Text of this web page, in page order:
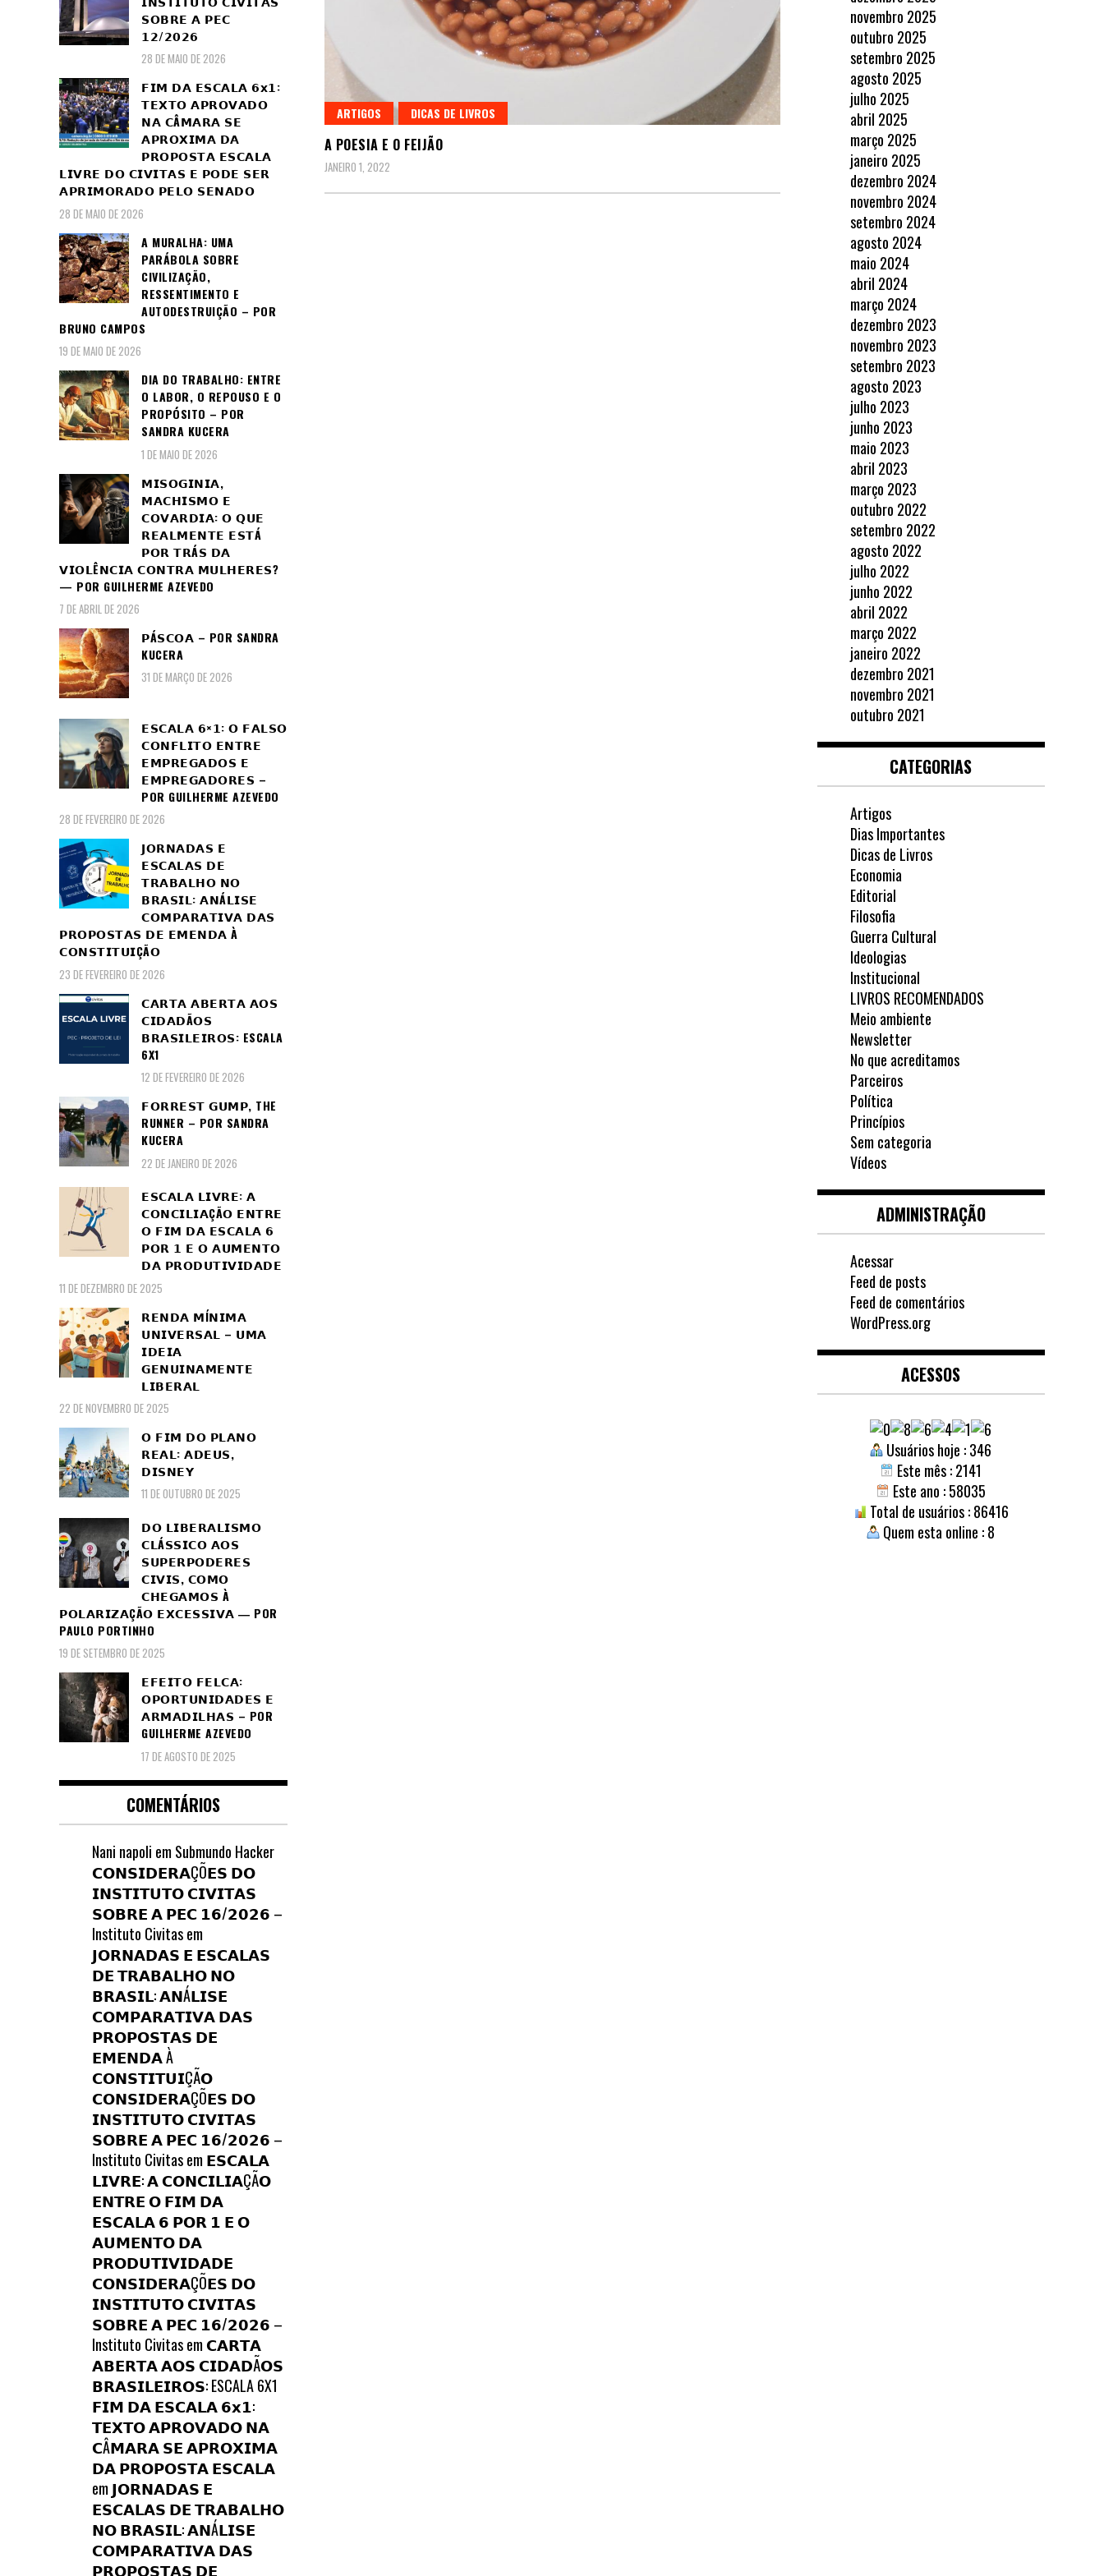
ARTIGOS DICAS DE LIVROS
A POESIA E O FEIJÃO
JANEIRO 1, 2022
𝗦𝗢𝗕𝗥𝗘 𝗔 𝗣𝗘𝗖
𝟭𝟮/𝟮𝟬𝟮𝟲
28 DE MAIO DE 2026
𝗙𝗜𝗠 𝗗𝗔 𝗘𝗦𝗖𝗔𝗟𝗔 𝟲𝘅𝟭:
𝗧𝗘𝗫𝗧𝗢 𝗔𝗣𝗥𝗢𝗩𝗔𝗗𝗢
𝗡𝗔 𝗖Â𝗠𝗔𝗥𝗔 𝗦𝗘
𝗔𝗣𝗥𝗢𝗫𝗜𝗠𝗔 𝗗𝗔
𝗣𝗥𝗢𝗣𝗢𝗦𝗧𝗔 𝗘𝗦𝗖𝗔𝗟𝗔
𝗟𝗜𝗩𝗥𝗘 𝗗𝗢 𝗖𝗜𝗩𝗜𝗧𝗔𝗦 𝗘 𝗣𝗢𝗗𝗘 𝗦𝗘𝗥
𝗔𝗣𝗥𝗜𝗠𝗢𝗥𝗔𝗗𝗢 𝗣𝗘𝗟𝗢 𝗦𝗘𝗡𝗔𝗗𝗢
28 DE MAIO DE 2026
A MURALHA: UMA
PARÁBOLA SOBRE
CIVILIZAÇÃO,
RESSENTIMENTO E
AUTODESTRUIÇÃO – POR
BRUNO CAMPOS
19 DE MAIO DE 2026
DIA DO TRABALHO: ENTRE
O LABOR, O REPOUSO E O
PROPÓSITO – POR
SANDRA KUCERA
1 DE MAIO DE 2026
𝗠𝗜𝗦𝗢𝗚𝗜𝗡𝗜𝗔,
𝗠𝗔𝗖𝗛𝗜𝗦𝗠𝗢 𝗘
𝗖𝗢𝗩𝗔𝗥𝗗𝗜𝗔: 𝗢 𝗤𝗨𝗘
𝗥𝗘𝗔𝗟𝗠𝗘𝗡𝗧𝗘 𝗘𝗦𝗧Á
𝗣𝗢𝗥 𝗧𝗥Á𝗦 𝗗𝗔
𝗩𝗜𝗢𝗟Ê𝗡𝗖𝗜𝗔 𝗖𝗢𝗡𝗧𝗥𝗔 𝗠𝗨𝗟𝗛𝗘𝗥𝗘𝗦?
— POR GUILHERME AZEVEDO
7 DE ABRIL DE 2026
𝗣Á𝗦𝗖𝗢𝗔 – POR SANDRA
KUCERA
31 DE MARÇO DE 2026
𝗘𝗦𝗖𝗔𝗟𝗔 𝟲×𝟭: 𝗢 𝗙𝗔𝗟𝗦𝗢
𝗖𝗢𝗡𝗙𝗟𝗜𝗧𝗢 𝗘𝗡𝗧𝗥𝗘
𝗘𝗠𝗣𝗥𝗘𝗚𝗔𝗗𝗢𝗦 𝗘
𝗘𝗠𝗣𝗥𝗘𝗚𝗔𝗗𝗢𝗥𝗘𝗦 –
POR GUILHERME AZEVEDO
28 DE FEVEREIRO DE 2026
𝗝𝗢𝗥𝗡𝗔𝗗𝗔𝗦 𝗘
𝗘𝗦𝗖𝗔𝗟𝗔𝗦 𝗗𝗘
𝗧𝗥𝗔𝗕𝗔𝗟𝗛𝗢 𝗡𝗢
𝗕𝗥𝗔𝗦𝗜𝗟: 𝗔𝗡Á𝗟𝗜𝗦𝗘
𝗖𝗢𝗠𝗣𝗔𝗥𝗔𝗧𝗜𝗩𝗔 𝗗𝗔𝗦
𝗣𝗥𝗢𝗣𝗢𝗦𝗧𝗔𝗦 𝗗𝗘 𝗘𝗠𝗘𝗡𝗗𝗔 À
𝗖𝗢𝗡𝗦𝗧𝗜𝗧𝗨𝗜ÇÃ𝗢
23 DE FEVEREIRO DE 2026
𝗖𝗔𝗥𝗧𝗔 𝗔𝗕𝗘𝗥𝗧𝗔 𝗔𝗢𝗦
𝗖𝗜𝗗𝗔𝗗Ã𝗢𝗦
𝗕𝗥𝗔𝗦𝗜𝗟𝗘𝗜𝗥𝗢𝗦: ESCALA
6X1
12 DE FEVEREIRO DE 2026
𝗙𝗢𝗥𝗥𝗘𝗦𝗧 𝗚𝗨𝗠𝗣, THE
RUNNER – POR SANDRA
KUCERA
22 DE JANEIRO DE 2026
𝗘𝗦𝗖𝗔𝗟𝗔 𝗟𝗜𝗩𝗥𝗘: 𝗔
𝗖𝗢𝗡𝗖𝗜𝗟𝗜𝗔ÇÃ𝗢 𝗘𝗡𝗧𝗥𝗘
𝗢 𝗙𝗜𝗠 𝗗𝗔 𝗘𝗦𝗖𝗔𝗟𝗔 𝟲
𝗣𝗢𝗥 𝟭 𝗘 𝗢 𝗔𝗨𝗠𝗘𝗡𝗧𝗢
𝗗𝗔 𝗣𝗥𝗢𝗗𝗨𝗧𝗜𝗩𝗜𝗗𝗔𝗗𝗘
11 DE DEZEMBRO DE 2025
𝗥𝗘𝗡𝗗𝗔 𝗠Í𝗡𝗜𝗠𝗔
𝗨𝗡𝗜𝗩𝗘𝗥𝗦𝗔𝗟 – 𝗨𝗠𝗔
𝗜𝗗𝗘𝗜𝗔
𝗚𝗘𝗡𝗨𝗜𝗡𝗔𝗠𝗘𝗡𝗧𝗘
𝗟𝗜𝗕𝗘𝗥𝗔𝗟
22 DE NOVEMBRO DE 2025
𝗢 𝗙𝗜𝗠 𝗗𝗢 𝗣𝗟𝗔𝗡𝗢
𝗥𝗘𝗔𝗟: 𝗔𝗗𝗘𝗨𝗦,
𝗗𝗜𝗦𝗡𝗘𝗬
11 DE OUTUBRO DE 2025
𝗗𝗢 𝗟𝗜𝗕𝗘𝗥𝗔𝗟𝗜𝗦𝗠𝗢
𝗖𝗟Á𝗦𝗦𝗜𝗖𝗢 𝗔𝗢𝗦
𝗦𝗨𝗣𝗘𝗥𝗣𝗢𝗗𝗘𝗥𝗘𝗦
𝗖𝗜𝗩𝗜𝗦, 𝗖𝗢𝗠𝗢
𝗖𝗛𝗘𝗚𝗔𝗠𝗢𝗦 À
𝗣𝗢𝗟𝗔𝗥𝗜𝗭𝗔ÇÃ𝗢 𝗘𝗫𝗖𝗘𝗦𝗦𝗜𝗩𝗔 ― POR
PAULO PORTINHO
19 DE SETEMBRO DE 2025
𝗘𝗙𝗘𝗜𝗧𝗢 𝗙𝗘𝗟𝗖𝗔:
𝗢𝗣𝗢𝗥𝗧𝗨𝗡𝗜𝗗𝗔𝗗𝗘𝗦 𝗘
𝗔𝗥𝗠𝗔𝗗𝗜𝗟𝗛𝗔𝗦 – POR
GUILHERME AZEVEDO
17 DE AGOSTO DE 2025
COMENTÁRIOS
Nani napoli em Submundo Hacker
𝗖𝗢𝗡𝗦𝗜𝗗𝗘𝗥𝗔ÇÕ𝗘𝗦 𝗗𝗢
𝗜𝗡𝗦𝗧𝗜𝗧𝗨𝗧𝗢 𝗖𝗜𝗩𝗜𝗧𝗔𝗦
𝗦𝗢𝗕𝗥𝗘 𝗔 𝗣𝗘𝗖 𝟭𝟲/𝟮𝟬𝟮𝟲 –
Instituto Civitasem
𝗝𝗢𝗥𝗡𝗔𝗗𝗔𝗦 𝗘 𝗘𝗦𝗖𝗔𝗟𝗔𝗦
𝗗𝗘 𝗧𝗥𝗔𝗕𝗔𝗟𝗛𝗢 𝗡𝗢
𝗕𝗥𝗔𝗦𝗜𝗟: 𝗔𝗡Á𝗟𝗜𝗦𝗘
𝗖𝗢𝗠𝗣𝗔𝗥𝗔𝗧𝗜𝗩𝗔 𝗗𝗔𝗦
𝗣𝗥𝗢𝗣𝗢𝗦𝗧𝗔𝗦 𝗗𝗘
𝗘𝗠𝗘𝗡𝗗𝗔 À
𝗖𝗢𝗡𝗦𝗧𝗜𝗧𝗨𝗜ÇÃ𝗢
𝗖𝗢𝗡𝗦𝗜𝗗𝗘𝗥𝗔ÇÕ𝗘𝗦 𝗗𝗢
𝗜𝗡𝗦𝗧𝗜𝗧𝗨𝗧𝗢 𝗖𝗜𝗩𝗜𝗧𝗔𝗦
𝗦𝗢𝗕𝗥𝗘 𝗔 𝗣𝗘𝗖 𝟭𝟲/𝟮𝟬𝟮𝟲 –
Instituto Civitasem 𝗘𝗦𝗖𝗔𝗟𝗔
𝗟𝗜𝗩𝗥𝗘: 𝗔 𝗖𝗢𝗡𝗖𝗜𝗟𝗜𝗔ÇÃ𝗢
𝗘𝗡𝗧𝗥𝗘 𝗢 𝗙𝗜𝗠 𝗗𝗔
𝗘𝗦𝗖𝗔𝗟𝗔 𝟲 𝗣𝗢𝗥 𝟭 𝗘 𝗢
𝗔𝗨𝗠𝗘𝗡𝗧𝗢 𝗗𝗔
𝗣𝗥𝗢𝗗𝗨𝗧𝗜𝗩𝗜𝗗𝗔𝗗𝗘
𝗖𝗢𝗡𝗦𝗜𝗗𝗘𝗥𝗔ÇÕ𝗘𝗦 𝗗𝗢
𝗜𝗡𝗦𝗧𝗜𝗧𝗨𝗧𝗢 𝗖𝗜𝗩𝗜𝗧𝗔𝗦
𝗦𝗢𝗕𝗥𝗘 𝗔 𝗣𝗘𝗖 𝟭𝟲/𝟮𝟬𝟮𝟲 –
Instituto Civitasem 𝗖𝗔𝗥𝗧𝗔
𝗔𝗕𝗘𝗥𝗧𝗔 𝗔𝗢𝗦 𝗖𝗜𝗗𝗔𝗗Ã𝗢𝗦
𝗕𝗥𝗔𝗦𝗜𝗟𝗘𝗜𝗥𝗢𝗦: ESCALA 6X1
𝗙𝗜𝗠 𝗗𝗔 𝗘𝗦𝗖𝗔𝗟𝗔 𝟲𝘅𝟭:
𝗧𝗘𝗫𝗧𝗢 𝗔𝗣𝗥𝗢𝗩𝗔𝗗𝗢 𝗡𝗔
𝗖Â𝗠𝗔𝗥𝗔 𝗦𝗘 𝗔𝗣𝗥𝗢𝗫𝗜𝗠𝗔
𝗗𝗔 𝗣𝗥𝗢𝗣𝗢𝗦𝗧𝗔 𝗘𝗦𝗖𝗔𝗟𝗔
em 𝗝𝗢𝗥𝗡𝗔𝗗𝗔𝗦 𝗘
𝗘𝗦𝗖𝗔𝗟𝗔𝗦 𝗗𝗘 𝗧𝗥𝗔𝗕𝗔𝗟𝗛𝗢
𝗡𝗢 𝗕𝗥𝗔𝗦𝗜𝗟: 𝗔𝗡Á𝗟𝗜𝗦𝗘
𝗖𝗢𝗠𝗣𝗔𝗥𝗔𝗧𝗜𝗩𝗔 𝗗𝗔𝗦
𝗣𝗥𝗢𝗣𝗢𝗦𝗧𝗔𝗦 𝗗𝗘
novembro 2025
outubro 2025
setembro 2025
agosto 2025
julho 2025
abril 2025
março 2025
janeiro 2025
dezembro 2024
novembro 2024
setembro 2024
agosto 2024
maio 2024
abril 2024
março 2024
dezembro 2023
novembro 2023
setembro 2023
agosto 2023
julho 2023
junho 2023
maio 2023
abril 2023
março 2023
outubro 2022
setembro 2022
agosto 2022
julho 2022
junho 2022
abril 2022
março 2022
janeiro 2022
dezembro 2021
novembro 2021
outubro 2021
CATEGORIAS
Artigos
Dias Importantes
Dicas de Livros
Economia
Editorial
Filosofia
Guerra Cultural
Ideologias
Institucional
LIVROS RECOMENDADOS
Meio ambiente
Newsletter
No que acreditamos
Parceiros
Política
Princípios
Sem categoria
Vídeos
ADMINISTRAÇÃO
Acessar
Feed de posts
Feed de comentários
WordPress.org
ACESSOS
Usuários hoje : 346
Este mês : 2141
Este ano : 58035
Total de usuários : 86416
Quem esta online : 8